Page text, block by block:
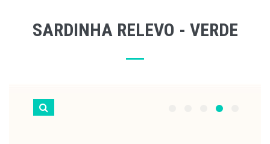
SARDINHA RELEVO - VERDE